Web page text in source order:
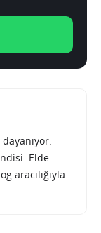
Elde
aracılığıyla